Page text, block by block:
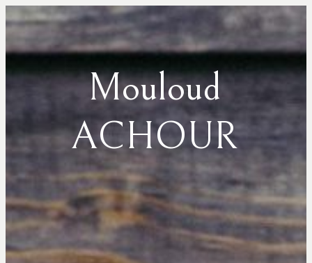
Mouloud
ACHOUR